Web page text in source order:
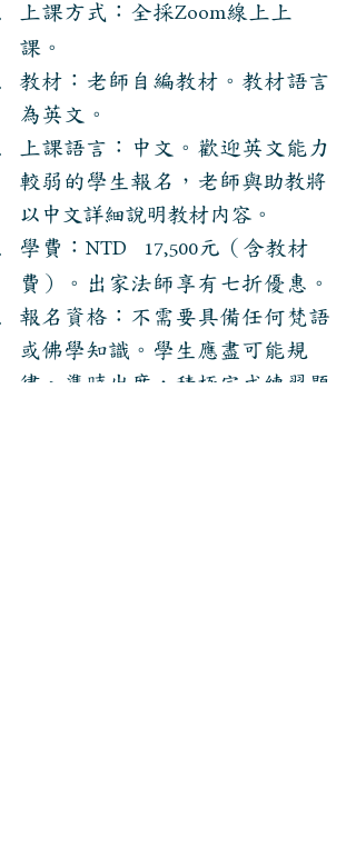
上課方式：全採Zoom線上上
課。
教材： 老師自編教材。教材語言
為英文。
上課語言：中文。歡迎英文能力
較弱的學生報名，老師與助教將
以中文詳細說明教材内容。
學費： NTD‎‎⠀17,500元 （含教材
費）
。​出家法師享有七折優惠。
報名資格：不需要具備任何梵語
或佛學知識。 學生應盡可能規
律、準時出席，積極完成練習題